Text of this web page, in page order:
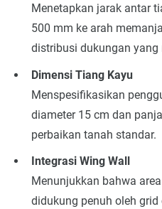
Menetapkan jarak antar
500 mm ke arah
distribusi dukungan yang
Dimensi Tiang Kayu
Menspesifikasikan
diameter 15 cm dan
perbaikan tanah standar.
Integrasi Wing Wall
Menunjukkan bahwa
didukung penuh oleh